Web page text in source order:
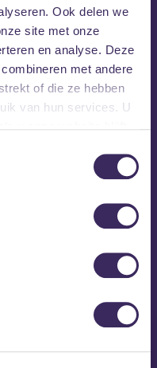
Ook delen we
site met onze
en analyse. Deze
met andere
of die ze hebben
van hun services. U